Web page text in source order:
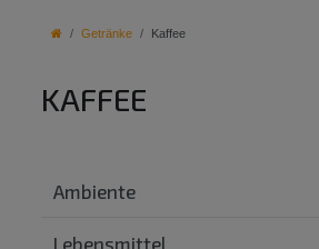
Getränke Kaffee
KAFFEE
Ambiente
Lebensmittel